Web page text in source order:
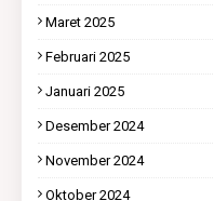
Maret 2025
Februari 2025
Januari 2025
Desember 2024
November 2024
Oktober 2024